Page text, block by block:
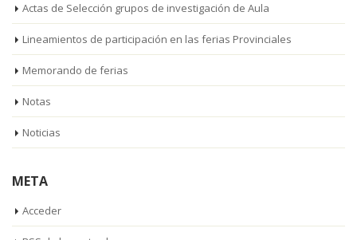
Actas de Selección grupos de investigación de Aula
Lineamientos de participación en las ferias Provinciales
Memorando de ferias
Notas
Noticias
META
Acceder